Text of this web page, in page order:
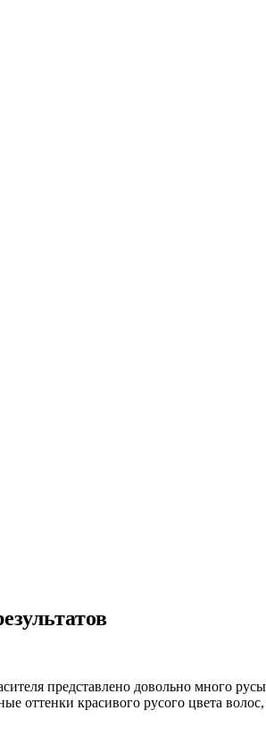
представлено довольно много
оттенки красивого русого цвета